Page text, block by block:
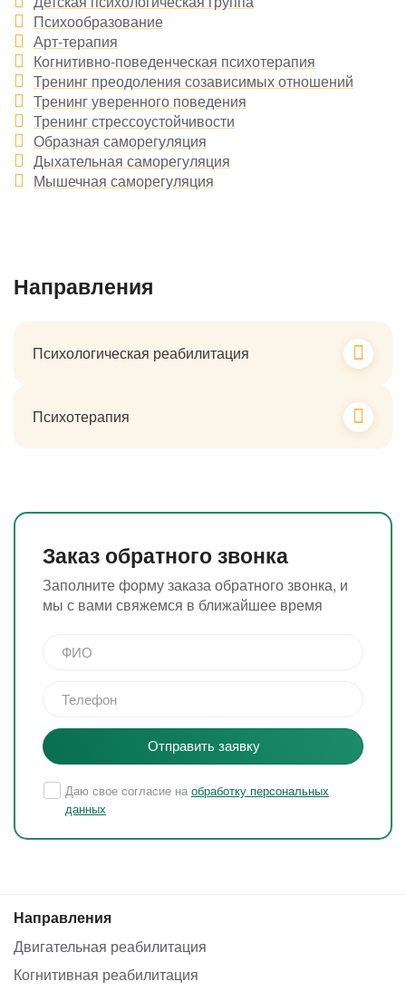
Психообразование
Арт-терапия
Когнитивно-поведенческая психотерапия
Тренинг преодоления созависимых отношений
Тренинг уверенного поведения
Тренинг стрессоустойчивости
Образная саморегуляция
Дыхательная саморегуляция
Мышечная саморегуляция
Направления
Психологическая реабилитация
Психотерапия
Заказ обратного звонка
Заполните форму заказа обратного звонка, и
мы с вами свяжемся в ближайшее время
Отправить заявку
Даю свое согласие на обработку персональных
данных
Направления
Двигательная реабилитация
Когнитивная реабилитация